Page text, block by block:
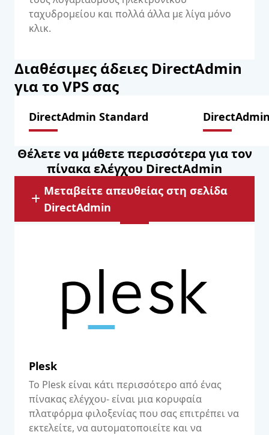
ταχυδρομείου και πολλά άλλα με λίγα μόνο
κλικ.
Διαθέσιμες άδειες DirectAdmin
για το VPS σας
DirectAdmin Standard
Θέλετε να μάθετε περισσότερα για τον
πίνακα ελέγχου DirectAdmin
Μεταβείτε απευθείας στη σελίδα
DirectAdmin
Plesk
Το Plesk είναι κάτι περισσότερο από ένας
πίνακας ελέγχου- είναι μια κορυφαία
πλατφόρμα φιλοξενίας που σας επιτρέπει να
εκτελείτε, να αυτοματοποιείτε και να